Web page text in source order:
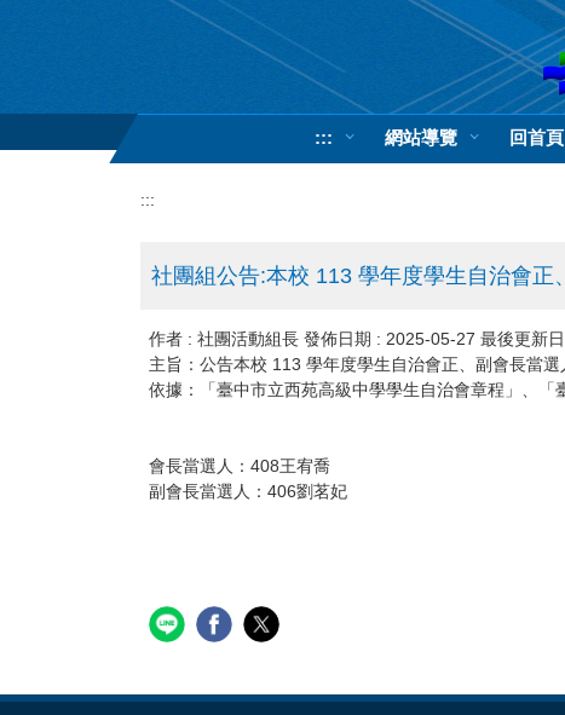
內
::: 網站導覽 回首頁
:::
社團組公告:本校 113 學年度學生自治會正
作者 : 社團活動組長 發佈日期 : 2025-05-27 最後更新
主旨：公告本校 113 學年度學生自治會正、副會長當選
依據：「臺中市立西苑高級中學學生自治會章程」、「
會長當選人：408王宥喬
副會長當選人：406劉茗妃